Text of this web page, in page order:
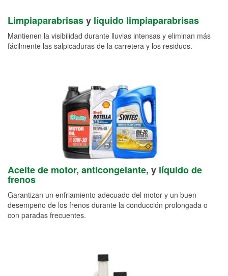
Limpiaparabrisasy líquido limpiaparabrisas
Mantienen la visibilidad durante lluvias intensas y eliminan más
fácilmente las salpicaduras de la carretera y los residuos.
Aceite de motor, anticongelante, y líquido de
frenos
Garantizan un enfriamiento adecuado del motor y un buen
desempeño de los frenos durante la conducción prolongada o
con paradas frecuentes.